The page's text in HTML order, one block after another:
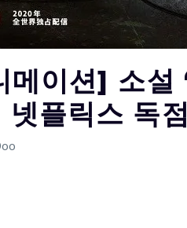
이션] 소설
플릭스 독